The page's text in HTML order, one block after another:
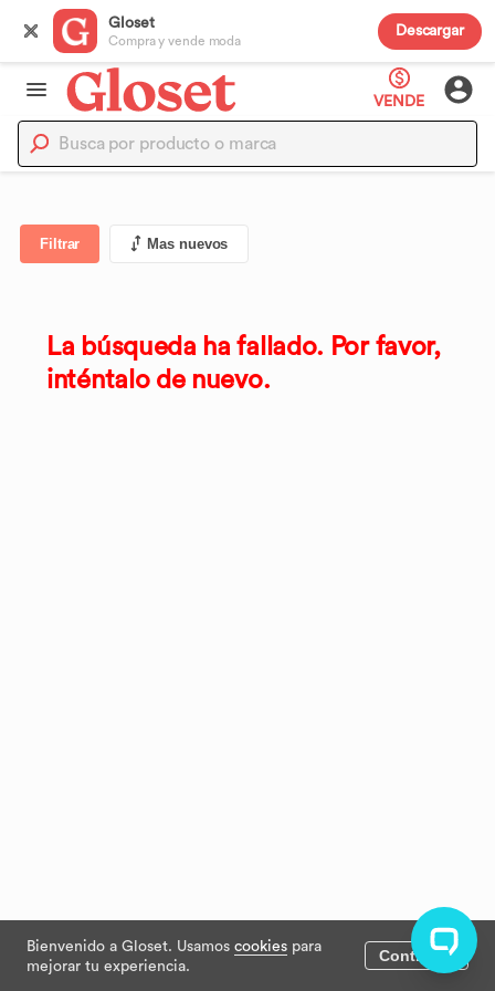
Gloset
Compra y vende moda
Descargar
Bienvenido a Gloset. Usamos cookies para
mejorar tu experiencia.
Continuar
VENDE
Filtrar Mas nuevos
La búsqueda ha fallado. Por favor,
inténtalo de nuevo.